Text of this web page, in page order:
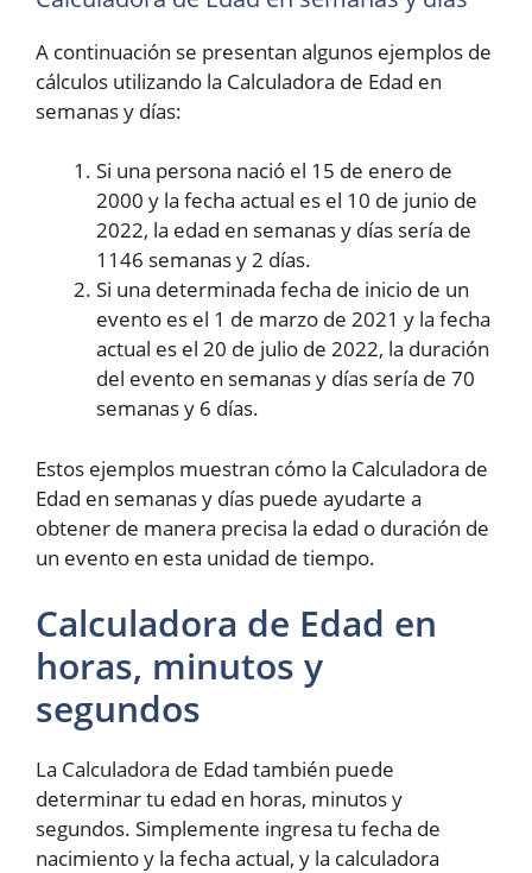
A continuación se presentan algunos ejemplos de
cálculos utilizando la Calculadora de Edad en
semanas y días:
Si una persona nació el 15 de enero de
2000 y la fecha actual es el 10 de junio de
2022, la edad en semanas y días sería de
1146 semanas y 2 días.
Si una determinada fecha de inicio de un
evento es el 1 de marzo de 2021 y la fecha
actual es el 20 de julio de 2022, la duración
del evento en semanas y días sería de 70
semanas y 6 días.
Estos ejemplos muestran cómo la Calculadora de
Edad en semanas y días puede ayudarte a
obtener de manera precisa la edad o duración de
un evento en esta unidad de tiempo.
Calculadora de Edad en
horas, minutos y
segundos
La Calculadora de Edad también puede
determinar tu edad en horas, minutos y
segundos. Simplemente ingresa tu fecha de
nacimiento y la fecha actual, y la calculadora